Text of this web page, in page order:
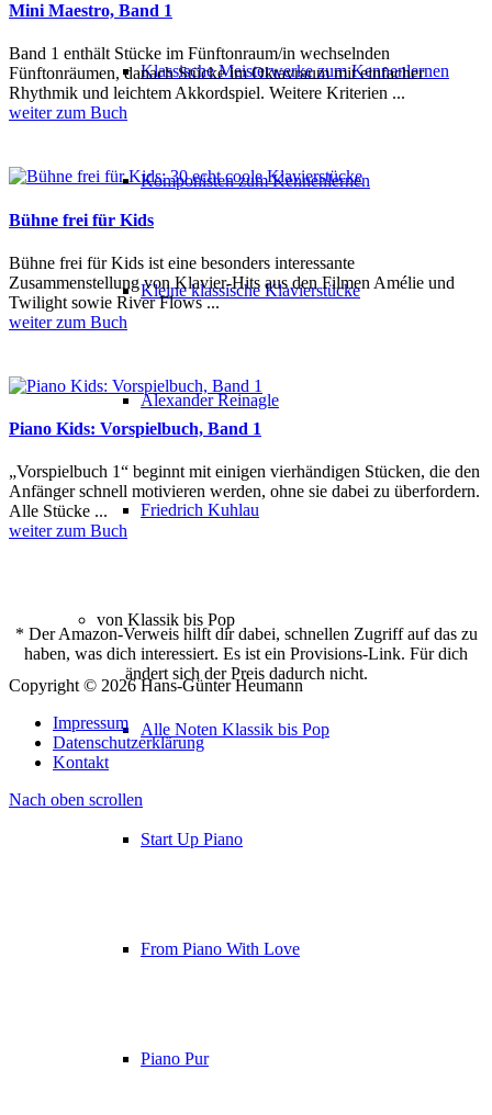
Klassische Meisterwerke zum Kennenlernen
Komponisten zum Kennenlernen
Kleine klassische Klavierstücke
Alexander Reinagle
Friedrich Kuhlau
von Klassik bis Pop
Alle Noten Klassik bis Pop
Start Up Piano
From Piano With Love
Piano Pur
Mini Maestro, Band 1
Band 1 enthält Stücke im Fünftonraum/in wechselnden
Fünftonräumen, danach Stücke im Oktavraum mit einfacher
Rhythmik und leichtem Akkordspiel. Weitere Kriterien ...
weiter zum Buch
Bühne frei für Kids
Bühne frei für Kids ist eine besonders interessante
Zusammenstellung von Klavier-Hits aus den Filmen Amélie und
Twilight sowie River Flows ...
weiter zum Buch
Piano Kids: Vorspielbuch, Band 1
„Vorspielbuch 1“ beginnt mit einigen vierhändigen Stücken, die den
Anfänger schnell motivieren werden, ohne sie dabei zu überfordern.
Alle Stücke ...
weiter zum Buch
* Der Amazon-Verweis hilft dir dabei, schnellen Zugriff auf das zu
haben, was dich interessiert. Es ist ein Provisions-Link. Für dich
ändert sich der Preis dadurch nicht.
Copyright © 2026 Hans-Günter Heumann
Impressum
Datenschutzerklärung
Kontakt
Nach oben scrollen